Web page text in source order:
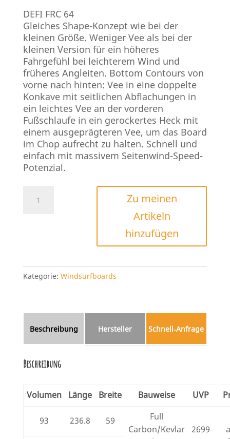
DEFI FRC 64
Gleiches Shape-Konzept wie bei der
kleinen Größe. Weniger Vee als bei der
kleinen Version für ein höheres
Fahrgefühl bei leichterem Wind und
früheres Angleiten. Bottom Contours von
vorne nach hinten: Vee in eine doppelte
Konkave mit seitlichen Abflachungen in
ein leichtes Vee an der vorderen
Fußschlaufe in ein gerockertes Heck mit
einem ausgeprägteren Vee, um das Board
im Chop aufrecht zu halten. Schnell und
einfach mit massivem Seitenwind-Speed-
Potenzial.
Zu meinen
Artikeln
hinzufügen
Kategorie: Windsurfboards
Beschreibung Hersteller Schnell‑Anfrage
Beschreibung
Volumen Länge Breite Bauweise UVP
93 236.8 59
Full
Carbon/Kevlar
2699